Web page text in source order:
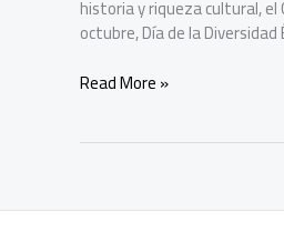
historia y riqueza cultural, el
octubre, Día de la
Cumbia
los
años
Read More »